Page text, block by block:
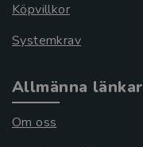
Köpvillkor
Systemkrav
Allmänna länkar
Om oss